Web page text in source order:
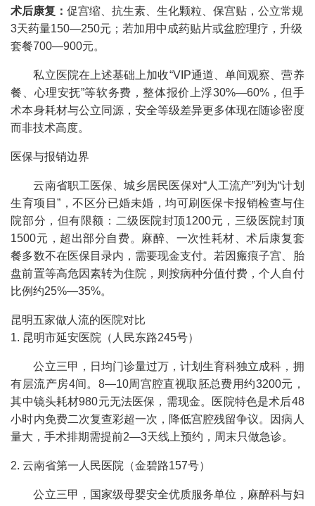
术后康复：促宫缩、抗生素、生化颗粒、保宫贴，公立常规
3天药量150—250元；若加用中成药贴片或盆腔理疗，升级
套餐700—900元。
私立医院在上述基础上加收“VIP通道、单间观察、营养
餐、心理安抚”等软务费，整体报价上浮30%—60%，但手
术本身耗材与公立同源，安全等级差异更多体现在随诊密度
而非技术高度。
医保与报销边界
云南省职工医保、城乡居民医保对“人工流产”列为“计划
生育项目”，不区分已婚未婚，均可刷医保卡报销检查与住
院部分，但有限额：二级医院封顶1200元，三级医院封顶
1500元，超出部分自费。麻醉、一次性耗材、术后康复套
餐多数不在医保目录内，需要现金支付。若因瘢痕子宫、胎
盘前置等高危因素转为住院，则按病种分值付费，个人自付
比例约25%—35%。
昆明五家做人流的医院对比
1. 昆明市延安医院（人民东路245号）
公立三甲，日均门诊量过万，计划生育科独立成科，拥
有层流产房4间。8—10周宫腔直视取胚总费用约3200元，
其中镜头耗材980元无法医保，需现金。医院特色是术后48
小时内免费二次复查彩超一次，降低宫腔残留争议。因病人
量大，手术排期需提前2—3天线上预约，周末只做急诊。
2. 云南省第一人民医院（金碧路157号）
公立三甲，国家级母婴安全优质服务单位，麻醉科与妇